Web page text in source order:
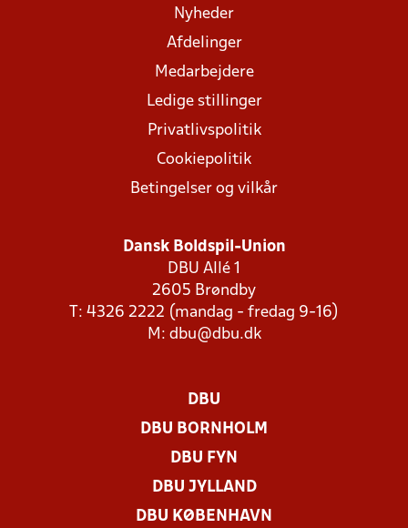
Nyheder
Afdelinger
Medarbejdere
Ledige stillinger
Privatlivspolitik
Cookiepolitik
Betingelser og vilkår
Dansk Boldspil-Union
DBU Allé 1
2605 Brøndby
T: 4326 2222 (mandag - fredag 9-16)
M: dbu@dbu.dk
DBU
DBU BORNHOLM
DBU FYN
DBU JYLLAND
DBU KØBENHAVN